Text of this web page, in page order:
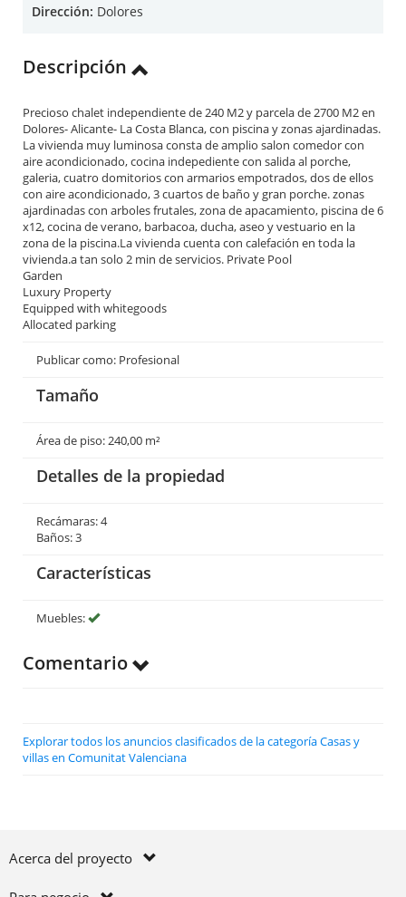
Dirección: Dolores
Descripción
Precioso chalet independiente de 240 M2 y parcela de 2700 M2 en
Dolores- Alicante- La Costa Blanca, con piscina y zonas ajardinadas.
La vivienda muy luminosa consta de amplio salon comedor con
aire acondicionado, cocina indepediente con salida al porche,
galeria, cuatro domitorios con armarios empotrados, dos de ellos
con aire acondicionado, 3 cuartos de baño y gran porche. zonas
ajardinadas con arboles frutales, zona de apacamiento, piscina de 6
x12, cocina de verano, barbacoa, ducha, aseo y vestuario en la
zona de la piscina.La vivienda cuenta con calefación en toda la
vivienda.a tan solo 2 min de servicios. Private Pool
Garden
Luxury Property
Equipped with whitegoods
Allocated parking
Publicar como: Profesional
Tamaño
Área de piso: 240,00 m²
Detalles de la propiedad
Recámaras: 4
Baños: 3
Características
Muebles:
Comentario
Explorar todos los anuncios clasificados de la categoría Casas y
villas en Comunitat Valenciana
Acerca del proyecto